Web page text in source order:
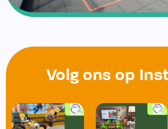
Volg ons op